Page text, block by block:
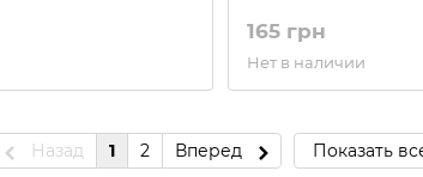
165 грн
Нет в наличии
Назад 1 2 Вперед Показать